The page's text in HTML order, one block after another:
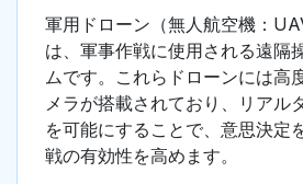
軍用ドローン（無人航空機：
は、軍事作戦に使用される遠隔
ムです。これらドローンには高
メラが搭載されており、リアル
を可能にすることで、意思決定
戦の有効性を高めます。